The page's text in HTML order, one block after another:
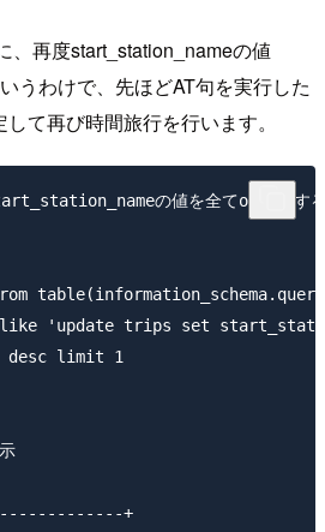
、再度start_station_nameの値
うわけで、先ほどAT句を実行した
て再び時間旅行を行います。
の値を全てoopsにする
'update trips set
desc limit 1